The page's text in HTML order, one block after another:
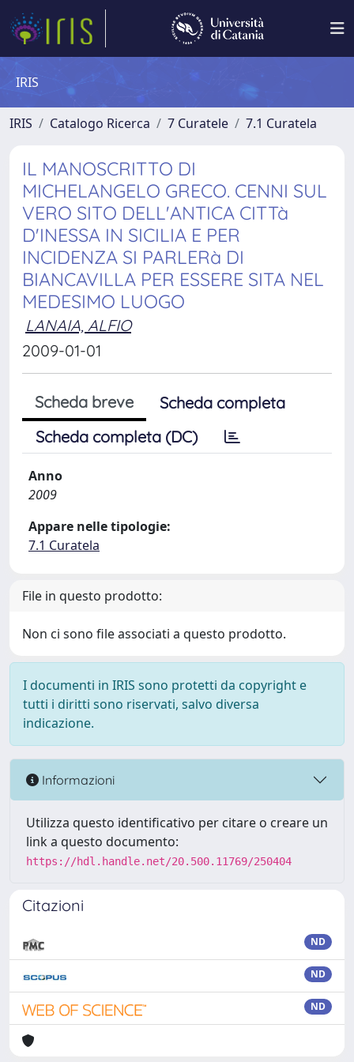
IRIS
IRIS Catalogo Ricerca 7 Curatele 7.1 Curatela
IL MANOSCRITTO DI
MICHELANGELO GRECO. CENNI SUL
VERO SITO DELL'ANTICA CITTà
D'INESSA IN SICILIA E PER
INCIDENZA SI PARLERà DI
BIANCAVILLA PER ESSERE SITA NEL
MEDESIMO LUOGO
LANAIA, ALFIO
2009-01-01
Scheda breve
Scheda completa
Scheda completa (DC)
Anno
2009
Appare nelle tipologie:
7.1 Curatela
File in questo prodotto:
Non ci sono file associati a questo prodotto.
I documenti in IRIS sono protetti da copyright e
tutti i diritti sono riservati, salvo diversa
indicazione.
Informazioni
Utilizza questo identificativo per citare o creare un
link a questo documento:
https://hdl.handle.net/20.500.11769/250404
Citazioni
ND
ND
ND